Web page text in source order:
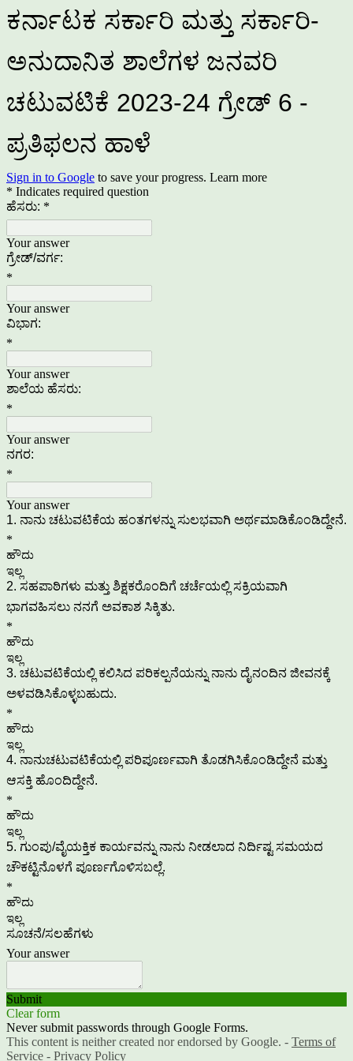
ಕರ್ನಾಟಕ ಸರ್ಕಾರಿ ಮತ್ತು ಸರ್ಕಾರಿ-
ಅನುದಾನಿತ ಶಾಲೆಗಳ ಜನವರಿ
ಚಟುವಟಿಕೆ 2023-24 ಗ್ರೇಡ್ 6 -
ಪ್ರತಿಫಲನ ಹಾಳೆ
Sign in to Google to save your progress. Learn more
* Indicates required question
ಹೆಸರು: *
Your answer
ಗ್ರೇಡ್/ವರ್ಗ:
*
Your answer
ವಿಭಾಗ:
*
Your answer
ಶಾಲೆಯ ಹೆಸರು:
*
Your answer
ನಗರ:
*
Your answer
1. ನಾನು ಚಟುವಟಿಕೆಯ ಹಂತಗಳನ್ನು ಸುಲಭವಾಗಿ ಅರ್ಥಮಾಡಿಕೊಂಡಿದ್ದೇನೆ.
*
ಹೌದು
ಇಲ್ಲ
2. ಸಹಪಾಠಿಗಳು ಮತ್ತು ಶಿಕ್ಷಕರೊಂದಿಗೆ ಚರ್ಚೆಯಲ್ಲಿ ಸಕ್ರಿಯವಾಗಿ
ಭಾಗವಹಿಸಲು ನನಗೆ ಅವಕಾಶ ಸಿಕ್ಕಿತು.
*
ಹೌದು
ಇಲ್ಲ
3. ಚಟುವಟಿಕೆಯಲ್ಲಿ ಕಲಿಸಿದ ಪರಿಕಲ್ಪನೆಯನ್ನು ನಾನು ದೈನಂದಿನ ಜೀವನಕ್ಕೆ
ಅಳವಡಿಸಿಕೊಳ್ಳಬಹುದು.
*
ಹೌದು
ಇಲ್ಲ
4. ನಾನುಚಟುವಟಿಕೆಯಲ್ಲಿ ಪರಿಪೂರ್ಣವಾಗಿ ತೊಡಗಿಸಿಕೊಂಡಿದ್ದೇನೆ ಮತ್ತು
ಆಸಕ್ತಿ ಹೊಂದಿದ್ದೇನೆ.
*
ಹೌದು
ಇಲ್ಲ
5. ಗುಂಪು/ವೈಯಕ್ತಿಕ ಕಾರ್ಯವನ್ನು ನಾನು ನೀಡಲಾದ ನಿರ್ದಿಷ್ಟ ಸಮಯದ
ಚೌಕಟ್ಟಿನೊಳಗೆ ಪೂರ್ಣಗೊಳಿಸಬಲ್ಲೆ.
*
ಹೌದು
ಇಲ್ಲ
ಸೂಚನೆ/ಸಲಹೆಗಳು
Your answer
Submit
Clear form
Never submit passwords through Google Forms.
This content is neither created nor endorsed by Google. - Terms of
Service - Privacy Policy